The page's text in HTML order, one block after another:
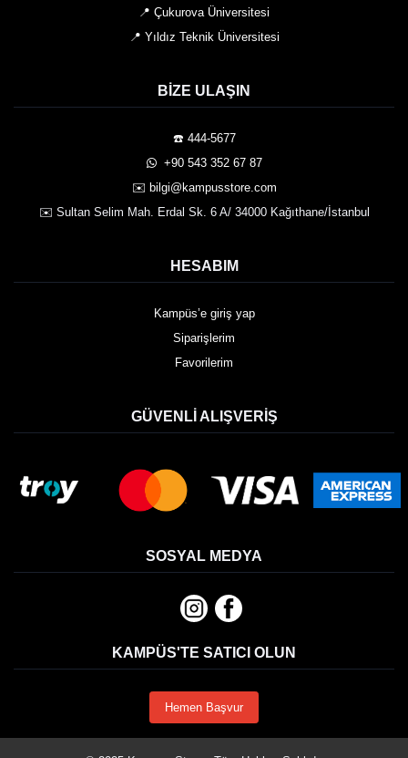
📍 Çukurova Üniversitesi
📍 Yıldız Teknik Üniversitesi
BIZE ULAŞIN
☎️ 444-5677
️ +90 543 352 67 87
✉️ bilgi@kampusstore.com
✉️ Sultan Selim Mah. Erdal Sk. 6 A/ 34000 Kağıthane/İstanbul
HESABIM
Kampüs’e giriş yap
Siparişlerim
Favorilerim
GÜVENLI ALIŞVERIŞ
SOSYAL MEDYA
KAMPÜS'TE SATICI OLUN
Hemen Başvur